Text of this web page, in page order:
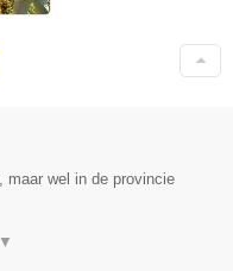
maar wel in de provincie
▼